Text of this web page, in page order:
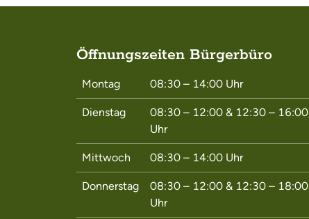
Öffnungszeiten Bürgerbüro
Montag 08:30 – 14:00 Uhr
Dienstag 08:30 – 12:00 & 12:30 – 16:00
Uhr
Mittwoch 08:30 – 14:00 Uhr
Donnerstag 08:30 – 12:00 & 12:30 – 18:00
Uhr